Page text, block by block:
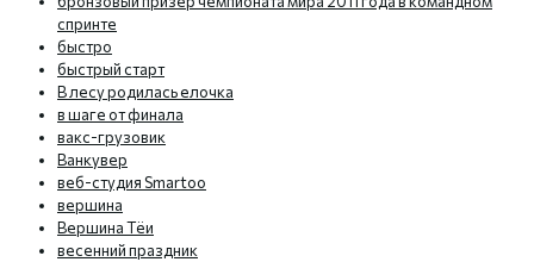
спринте
быстро
быстрый старт
В лесу родилась елочка
в шаге от финала
вакс-грузовик
Ванкувер
веб-студия Smartoo
вершина
Вершина Тёи
весенний праздник